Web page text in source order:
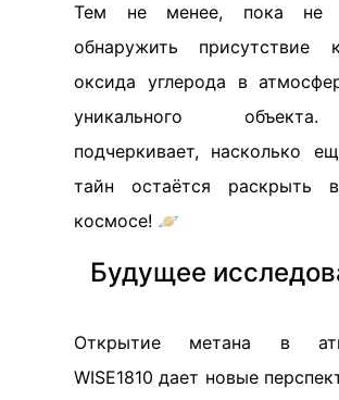
Тем не менее, пока не
обнаружить присутствие
оксида углерода в
уникального
подчеркивает, насколько
тайн остаётся раскрыть
космосе! 🪐
Будущее
Открытие метана в
WISE1810 дает новые